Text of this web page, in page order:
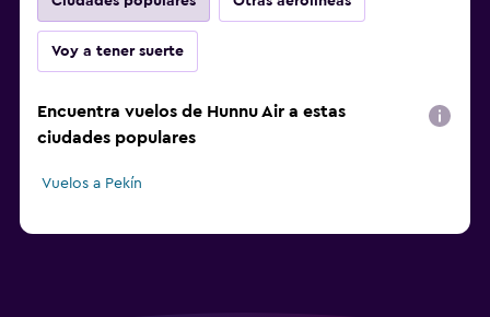
Voy a tener suerte
Encuentra vuelos de Hunnu Air a estas
ciudades populares
Vuelos a Pekín